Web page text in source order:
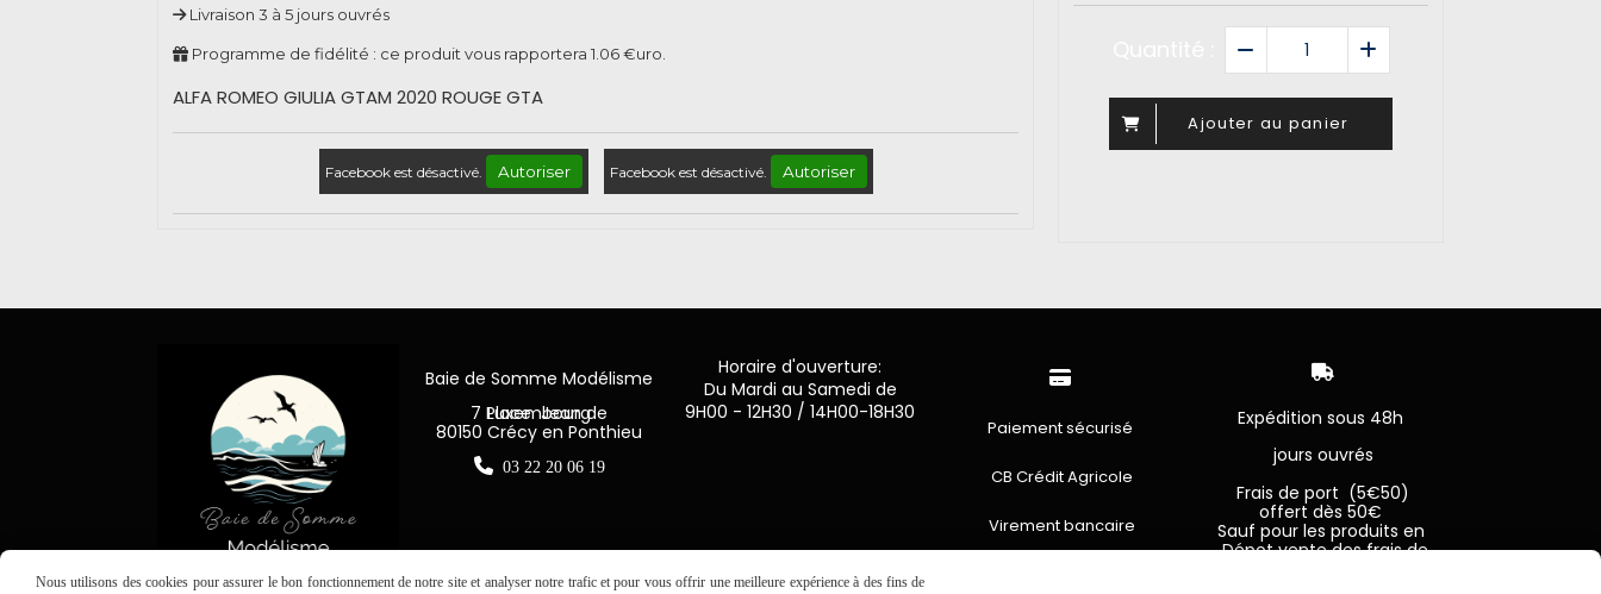
Ajouter au panier
Livraison 3 à 5 jours ouvrés
Programme de fidélité : ce produit vous rapportera 1.06€uro.
ALFA ROMEO GIULIA GTAM 2020 ROUGE GTA
Facebook est désactivé. Autoriser Facebook est désactivé. Autoriser
Baie de Somme Modélisme
7 Place Jean de Luxembourg
80150 Crécy en Ponthieu
 03 22 20 06 19
Horaire d'ouverture:
Du Mardi au Samedi de
9H00 - 12H30 / 14H00-18H30

Paiement sécurisé
CB Crédit Agricole
Virement bancaire

Expédition sous 48h
jours ouvrés
Frais de port (5€50)
offert dès 50€
Sauf pour les produits en
Dépot vente des frais de
Nous utilisons des cookies pour assurer le bon fonctionnement de notre site et analyser notre trafic et pour vous offrir une meilleure expérience à des fins de